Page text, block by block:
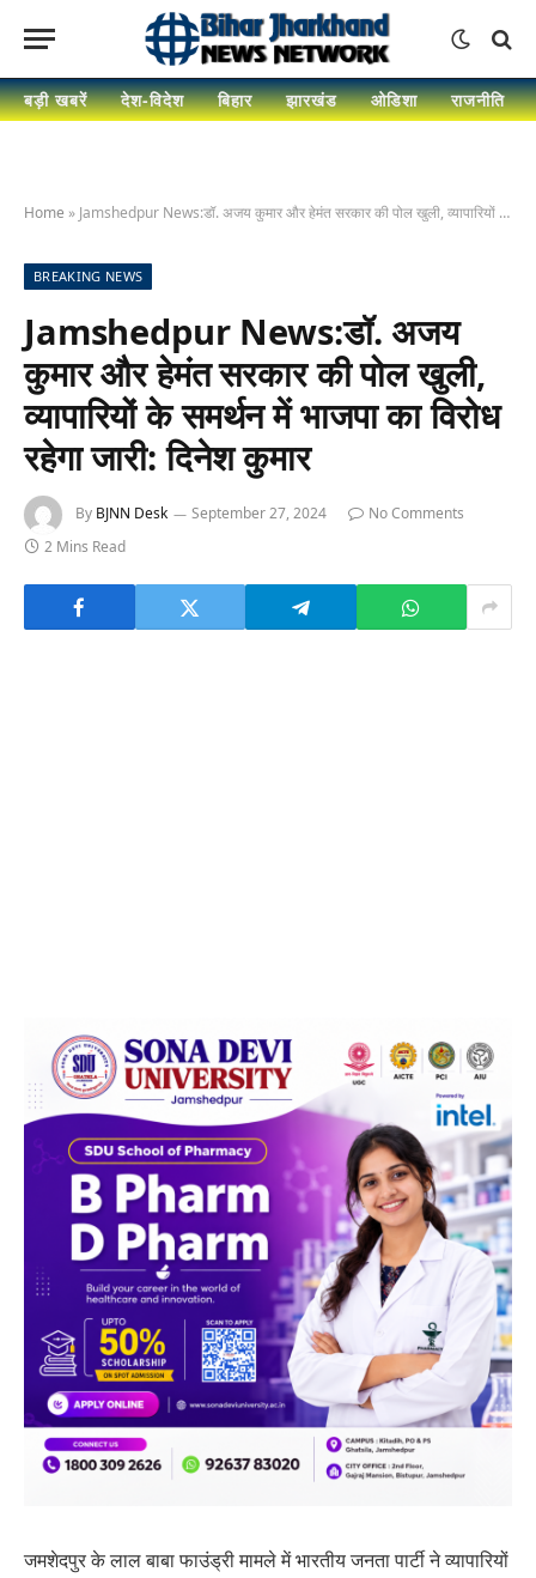
बड़ी खबरें देश-विदेश बिहार झारखंड ओडिशा राजनीति
Home » Jamshedpur News:डॉ. अजय कुमार और हेमंत सरकार की पोल खुली, व्यापारियों के समर्थन में भाजपा का विरोध रहेगा जारी: दिनेश कुमार
BREAKING NEWS
Jamshedpur News:डॉ. अजय
कुमार और हेमंत सरकार की पोल खुली,
व्यापारियों के समर्थन में भाजपा का विरोध
रहेगा जारी: दिनेश कुमार
By BJNN Desk September 27, 2024
No Comments
2 Mins Read
जमशेदपुर के लाल बाबा फाउंड्री मामले में भारतीय जनता पार्टी ने व्यापारियों